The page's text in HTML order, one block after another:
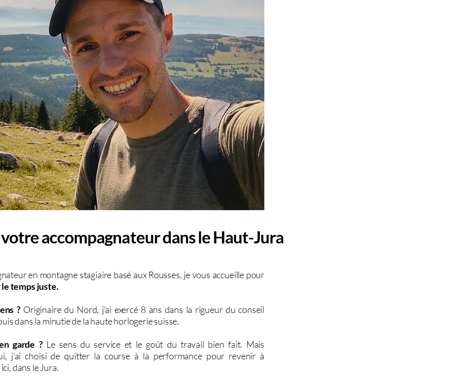
accompagnateur dans le Haut-Jura
en montagne stagiaire basé aux Rousses, je vous accueille pour
temps juste.
? Originaire du Nord, j'ai exercé 8 ans dans la rigueur du conseil
dans la minutie de la haute horlogerie suisse.
garde ? Le sens du service et le goût du travail bien fait. Mais
j'ai choisi de quitter la course à la performance pour revenir à
dans le Jura.